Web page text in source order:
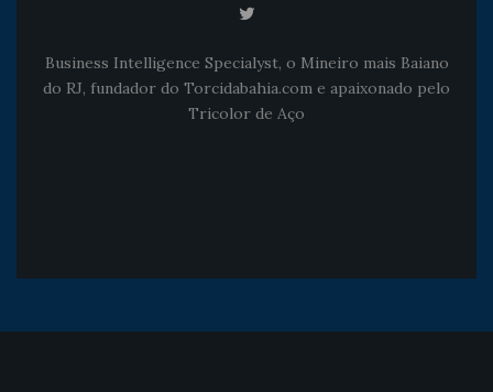
Business Intelligence Specialyst, o Mineiro mais Baiano
do RJ, fundador do Torcidabahia.com e apaixonado pelo
Tricolor de Aço